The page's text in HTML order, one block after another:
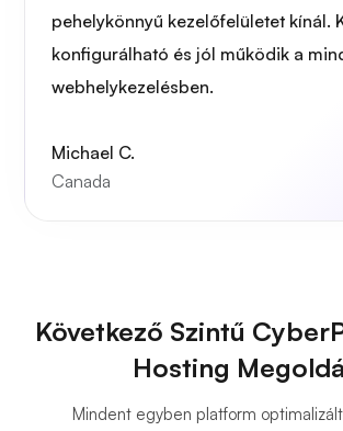
pehelykönnyű kezelőfelületet kínál.
konfigurálható és jól működik a
webhelykezelésben.
Michael C.
Canada
Következő Szintű
Hosting
Mindent egyben platform